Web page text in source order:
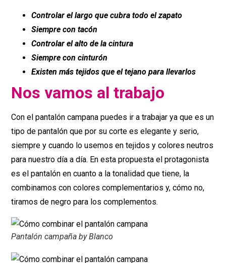
Controlar el largo que cubra todo el zapato
Siempre con tacón
Controlar el alto de la cintura
Siempre con cinturón
Existen más tejidos que el tejano para llevarlos
Nos vamos al trabajo
Con el pantalón campana puedes ir a trabajar ya que es un
tipo de pantalón que por su corte es elegante y serio,
siempre y cuando lo usemos en tejidos y colores neutros
para nuestro día a día. En esta propuesta el protagonista
es el pantalón en cuanto a la tonalidad que tiene, la
combinamos con colores complementarios y, cómo no,
tiramos de negro para los complementos.
Pantalón campaña by Blanco